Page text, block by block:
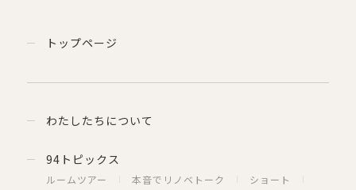
トップページ
わたしたちについて
94トピックス
ルームツアー 本音でリノベトーク
ショート